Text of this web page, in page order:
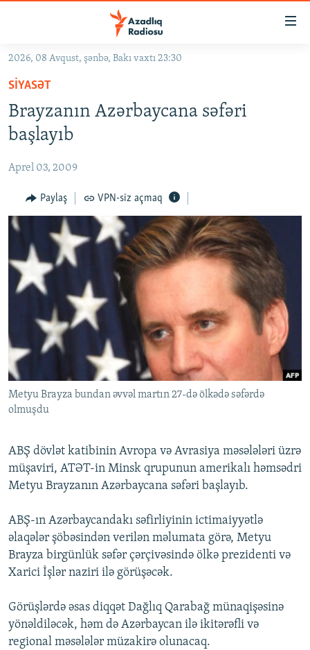
Əsas
qayıt
Əsas
naviqasiyaya
qayıt
Axtarışa
keç
GÜNDƏM
KORRUPSIOMETR
#ƏSLINDƏ
FƏRQƏ BAX
QANUNI DOĞRU
ARAŞDIRMA
MULTIMEDIA
VIDEO
FOTOQALEREYA
İNFOQRAFIKA
KARIKATURA
RADIO ARXIV
OXU ZALI
AZƏRBAYCAN ƏDƏBIYYATI KITABXANASI
İSLAM VƏ DEMOKRATIYA
İZ - MƏDƏNIYYƏT PROQRAMI
HAQQIMIZDA
MISSIYAMIZ
PEŞƏ ETIKASI VƏ JURNALISTIKA STANDARTLARIMIZ
MATERIALLARIMIZDAN ISTIFADƏ
AZADLIQRADIOSU MOBIL TELEFONUNUZDA
XƏBƏR BÜLLETENLƏRIMIZ
BIZI IZLƏ
RFE/RL-in bütün saytları
2026, 08 Avqust, şənbə, Bakı vaxtı 23:30
SIYASƏT
Brayzanın Azərbaycana səfəri
başlayıb
Aprel 03, 2009
Paylaş VPN-siz açmaq
Metyu Brayza bundan əvvəl martın 27-də ölkədə səfərdə
olmuşdu
ABŞ dövlət katibinin Avropa və Avrasiya məsələləri üzrə
müşaviri, ATƏT-in Minsk qrupunun amerikalı həmsədri
Metyu Brayzanın Azərbaycana səfəri başlayıb.
ABŞ-ın Azərbaycandakı səfirliyinin ictimaiyyətlə
əlaqələr şöbəsindən verilən məlumata görə, Metyu
Brayza birgünlük səfər çərçivəsində ölkə prezidenti və
Xarici İşlər naziri ilə görüşəcək.
Görüşlərdə əsas diqqət Dağlıq Qarabağ münaqişəsinə
yönəldiləcək, həm də Azərbaycan ilə ikitərəfli və
regional məsələlər müzakirə olunacaq.